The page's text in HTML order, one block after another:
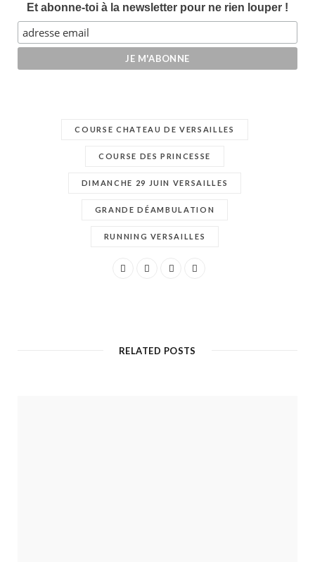
Et abonne-toi à la newsletter pour ne rien louper !
COURSE CHATEAU DE VERSAILLES
COURSE DES PRINCESSE
DIMANCHE 29 JUIN VERSAILLES
GRANDE DÉAMBULATION
RUNNING VERSAILLES
RELATED POSTS